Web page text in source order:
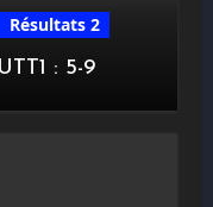
Résultats 2
: 5-9